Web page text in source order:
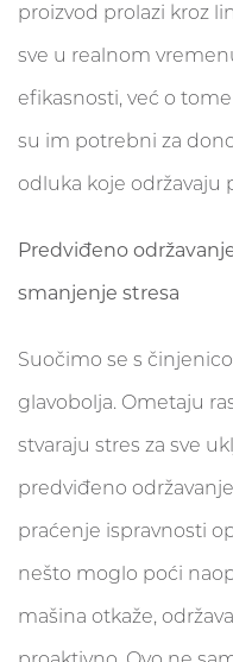
proizvod prolazi kroz
sve u realnom
efikasnosti, već o
su im potrebni za
odluka koje održavaju
Predviđeno
smanjenje stresa
Suočimo se s
glavobolja. Ometaju
stvaraju stres za sve
predviđeno
praćenje ispravnosti
nešto moglo poći
mašina otkaže,